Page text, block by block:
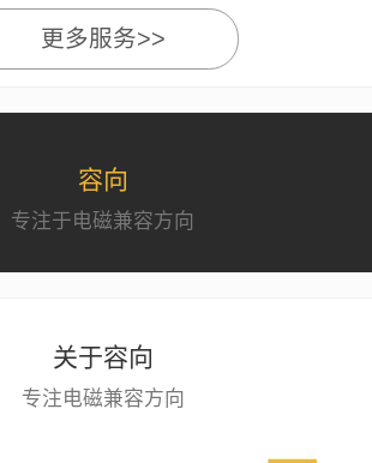
更多服务>>
容向
专注于电磁兼容方向
关于容向
专注电磁兼容方向